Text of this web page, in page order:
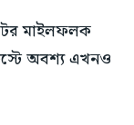
মাইলফলক
অবশ্য এখনও